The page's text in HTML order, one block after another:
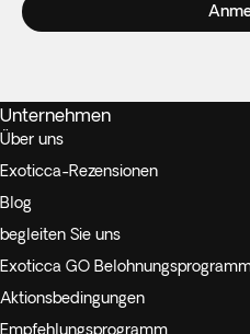
Unternehmen
Über uns
Exoticca-Rezensionen
Blog
begleiten Sie uns
Exoticca GO
Aktionsbedingungen
Empfehlungsprogramm